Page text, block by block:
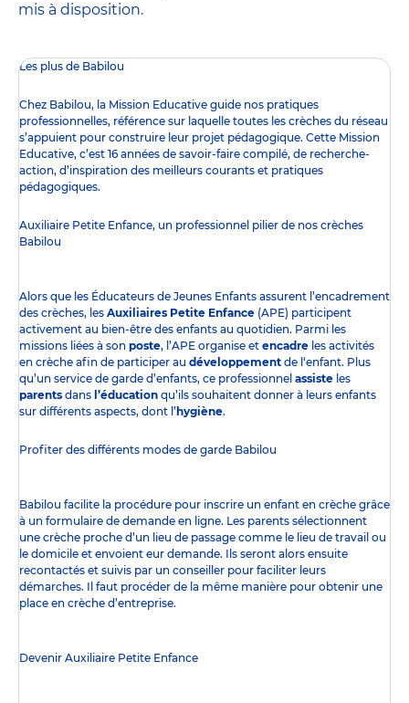
mis à disposition.
Les plus de Babilou
Chez Babilou, la Mission Educative guide nos pratiques
professionnelles, référence sur laquelle toutes les crèches du réseau
s’appuient pour construire leur projet pédagogique. Cette Mission
Educative, c’est 16 années de savoir-faire compilé, de recherche-
action, d’inspiration des meilleurs courants et pratiques
pédagogiques.
Auxiliaire Petite Enfance, un professionnel pilier de nos crèches
Babilou
Alors que les Éducateurs de Jeunes Enfants assurent l’encadrement
des crèches, les Auxiliaires Petite Enfance (APE) participent
activement au bien-être des enfants au quotidien. Parmi les
missions liées à son poste, l’APE organise et encadre les activités
en crèche afin de participer au développement de l‘enfant. Plus
qu’un service de garde d’enfants, ce professionnel assiste les
parents dans l’éducation qu’ils souhaitent donner à leurs enfants
sur différents aspects, dont l’ hygiène.
Profiter des différents modes de garde Babilou
Babilou facilite la procédure pour inscrire un enfant en crèche grâce
à un formulaire de demande en ligne. Les parents sélectionnent
une crèche proche d’un lieu de passage comme le lieu de travail ou
le domicile et envoient eur demande. Ils seront alors ensuite
recontactés et suivis par un conseiller pour faciliter leurs
démarches. Il faut procéder de la même manière pour obtenir une
place en crèche d’entreprise.
Devenir Auxiliaire Petite Enfance